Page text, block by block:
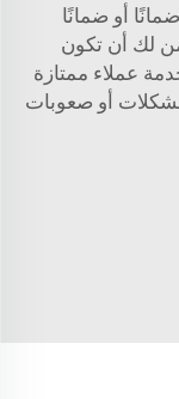
أو ضمانًا
لك أن تكون
عملاء ممتازة
أو صعوبات